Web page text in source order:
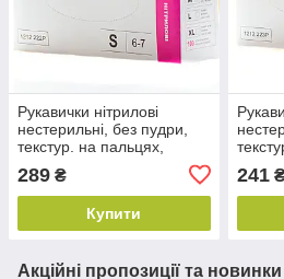
Рукавички нітрилові
нестерильні, без пудри,
текстур. на пальцях,
(100 шт./уп.)
289 ₴
Купити
(100
241
Акційні пропозиції та новинки